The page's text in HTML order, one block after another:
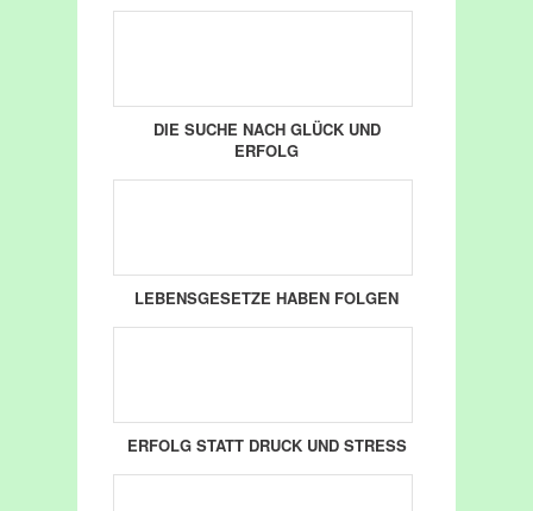
DIE SUCHE NACH GLÜCK UND
ERFOLG
LEBENSGESETZE HABEN FOLGEN
ERFOLG STATT DRUCK UND STRESS